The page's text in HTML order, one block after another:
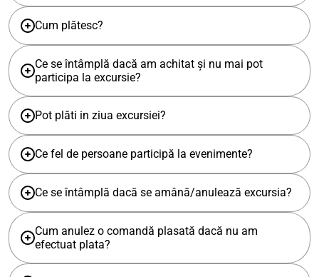
Cum plătesc?
Ce se întâmplă dacă am achitat și nu mai pot
participa la excursie?
Pot plăti in ziua excursiei?
Ce fel de persoane participă la evenimente?
Ce se întâmplă dacă se amână/anulează excursia?
Cum anulez o comandă plasată dacă nu am
efectuat plata?